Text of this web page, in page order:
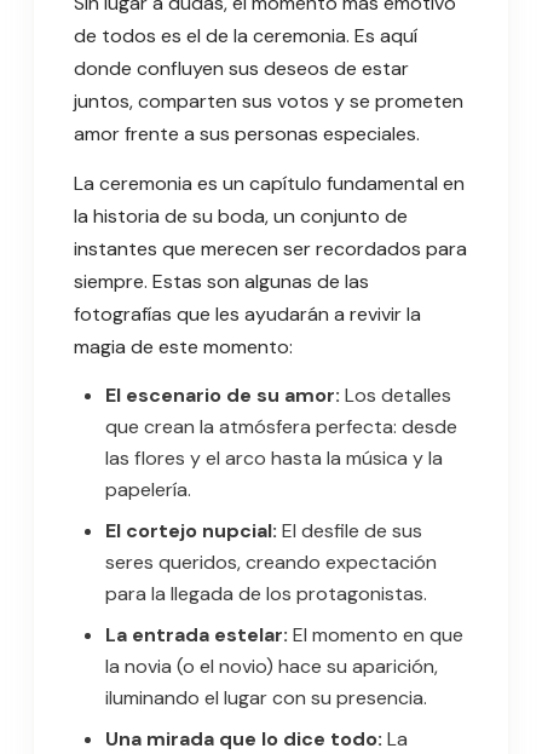
de todos es el de la ceremonia. Es aquí
donde confluyen sus deseos de estar
juntos, comparten sus votos y se prometen
amor frente a sus personas especiales.
La ceremonia es un capítulo fundamental en
la historia de su boda, un conjunto de
instantes que merecen ser recordados para
siempre. Estas son algunas de las
fotografías que les ayudarán a revivir la
magia de este momento:
El escenario de su amor: Los detalles
que crean la atmósfera perfecta: desde
las flores y el arco hasta la música y la
papelería.
El cortejo nupcial: El desfile de sus
seres queridos, creando expectación
para la llegada de los protagonistas.
La entrada estelar: El momento en que
la novia (o el novio) hace su aparición,
iluminando el lugar con su presencia.
Una mirada que lo dice todo: La